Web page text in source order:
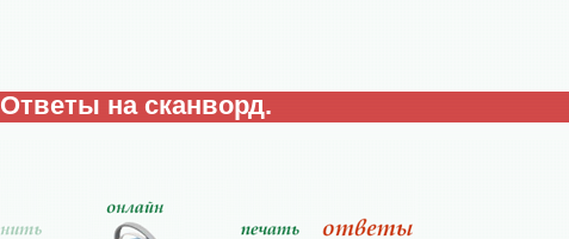
Ответы на сканворд.